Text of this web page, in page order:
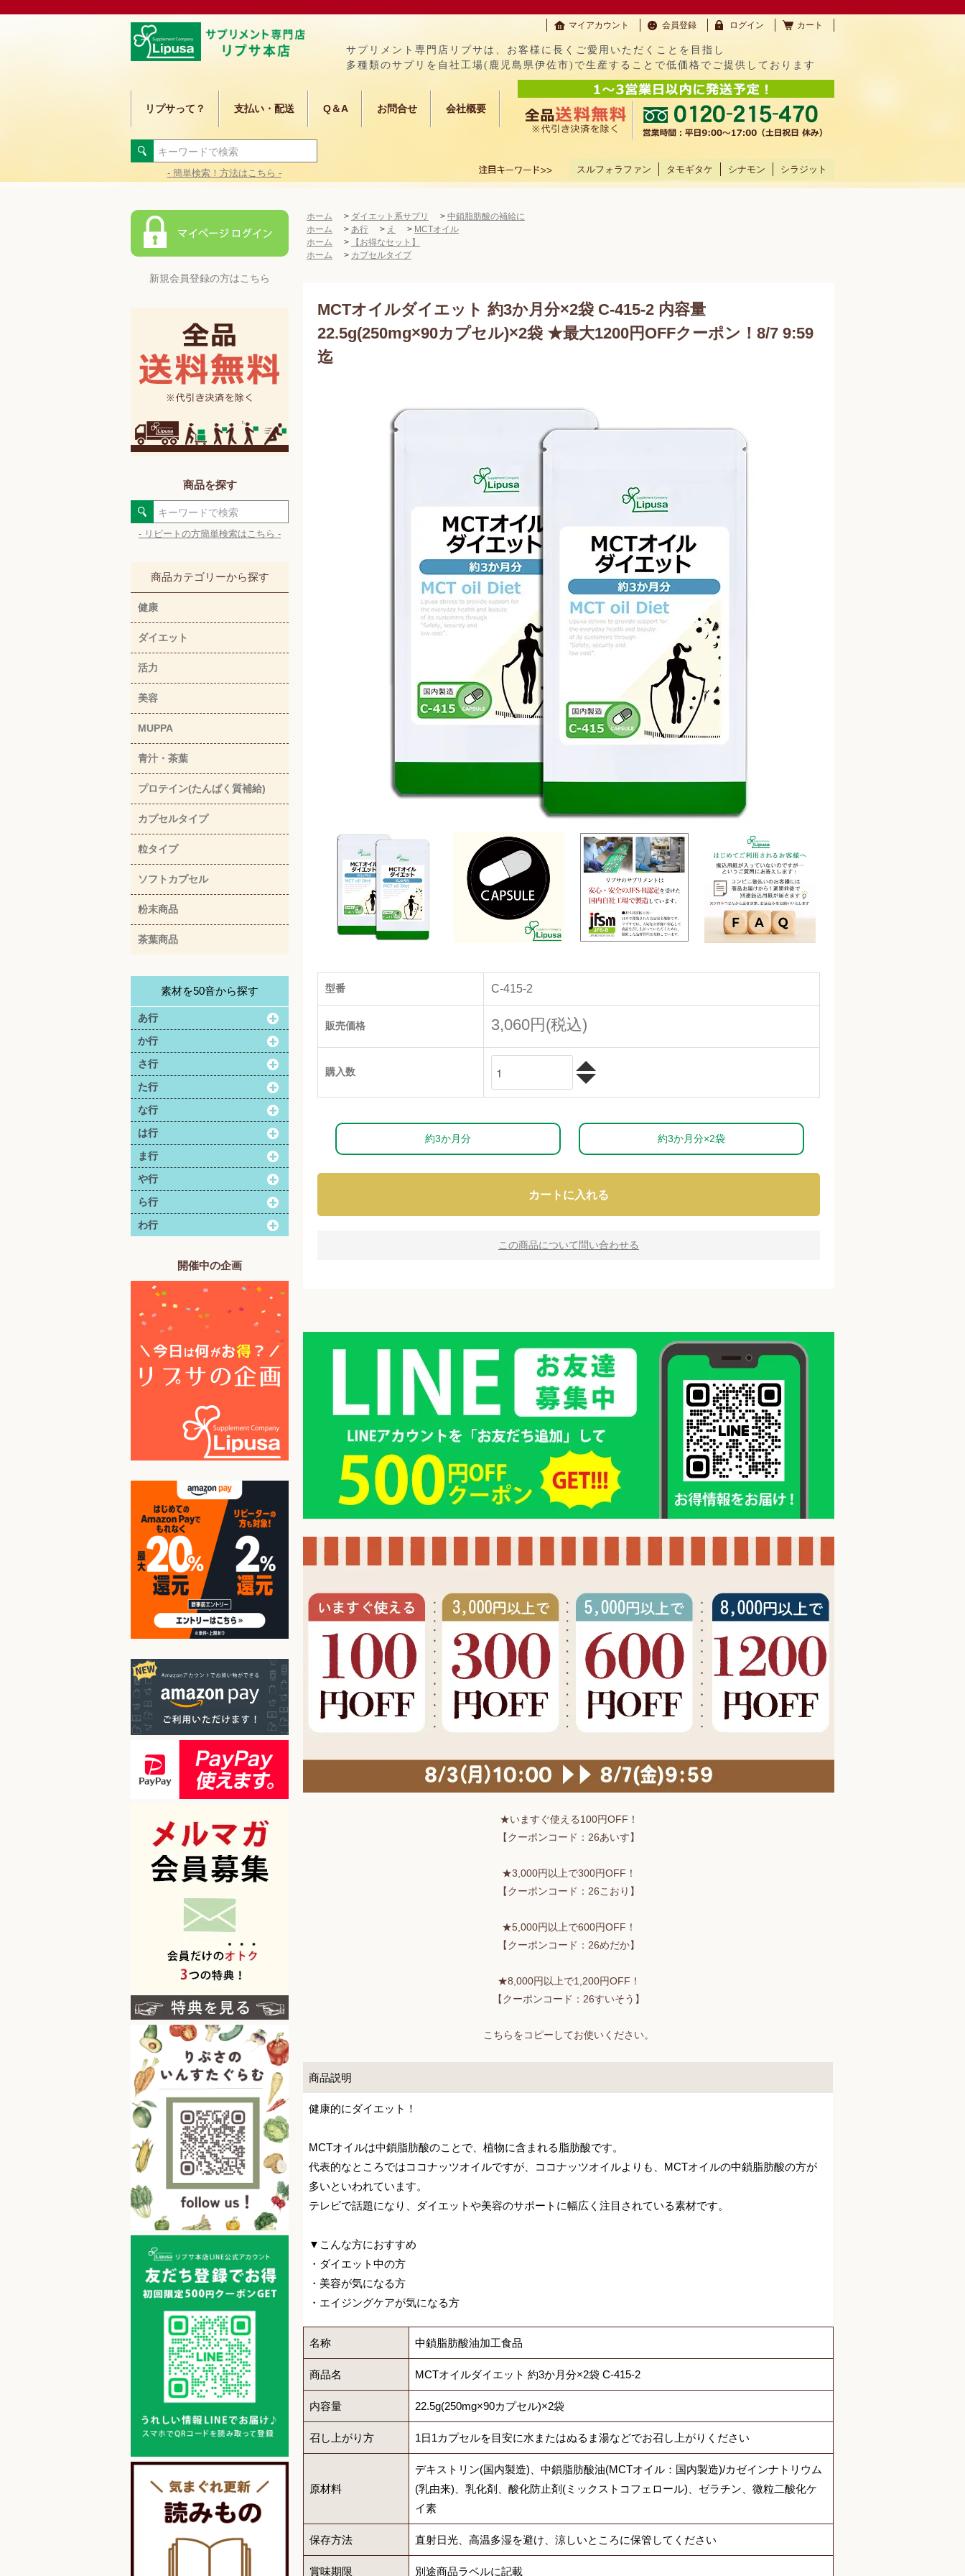
マイアカウント 会員登録 ログイン カート
サプリメント専門店リプサは、お客様に長くご愛用いただくことを目指し
多種類のサプリを自社工場(鹿児島県伊佐市)で生産することで低価格でご提供しております
リプサって？ 支払い・配送 Q＆A お問合せ 会社概要
- 簡単検索！方法はこちら - スルフォラファン タモギタケ シナモン シラジット
新規会員登録の方はこちら
商品を探す
- リピートの方簡単検索はこちら -
商品カテゴリーから探す
健康
ダイエット
活力
美容
MUPPA
青汁・茶葉
プロテイン(たんぱく質補給)
カプセルタイプ
粒タイプ
ソフトカプセル
粉末商品
茶葉商品
素材を50音から探す
あ行
か行
さ行
た行
な行
は行
ま行
や行
ら行
わ行
開催中の企画
ホーム > ダイエット系サプリ > 中鎖脂肪酸の補給に
ホーム
> あ行 > え > MCTオイル
ホーム
>
【お得なセット】
ホーム
> カプセルタイプ
MCTオイルダイエット 約3か月分×2袋 C-415-2 内容量
22.5g(250mg×90カプセル)×2袋 ★最大1200円OFFクーポン！8/7 9:59
迄
型番 C-415-2
販売価格 3,060円(税込)
購入数
約3か月分 約3か月分×2袋
カートに入れる
この商品について問い合わせる
★いますぐ使える100円OFF！
【クーポンコード：26あいす】
★3,000円以上で300円OFF！
【クーポンコード：26こおり】
★5,000円以上で600円OFF！
【クーポンコード：26めだか】
★8,000円以上で1,200円OFF！
【クーポンコード：26すいそう】
こちらをコピーしてお使いください。
商品説明
健康的にダイエット！
MCTオイルは中鎖脂肪酸のことで、植物に含まれる脂肪酸です。
代表的なところではココナッツオイルですが、ココナッツオイルよりも、MCTオイルの中鎖脂肪酸の方が
多いといわれています。
テレビで話題になり、ダイエットや美容のサポートに幅広く注目されている素材です。
▼こんな方におすすめ
・ダイエット中の方
・美容が気になる方
・エイジングケアが気になる方
名称 中鎖脂肪酸油加工食品
商品名 MCTオイルダイエット 約3か月分×2袋 C-415-2
内容量 22.5g(250mg×90カプセル)×2袋
召し上がり方 1日1カプセルを目安に水またはぬるま湯などでお召し上がりください
原材料
デキストリン(国内製造)、中鎖脂肪酸油(MCTオイル：国内製造)/カゼインナトリウム
(乳由来)、乳化剤、酸化防止剤(ミックストコフェロール)、ゼラチン、微粒二酸化ケ
イ素
保存方法 直射日光、高温多湿を避け、涼しいところに保管してください
賞味期限 別途商品ラベルに記載